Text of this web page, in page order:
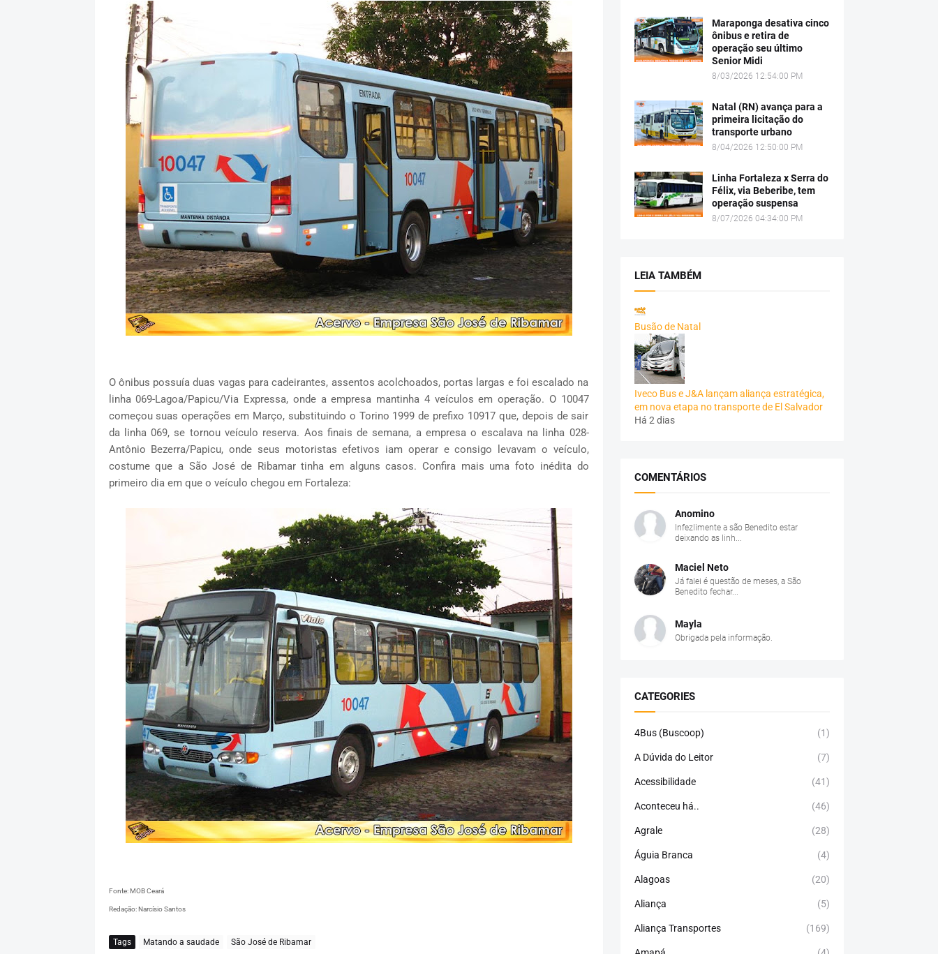
O ônibus possuía duas vagas para cadeirantes, assentos acolchoados, portas largas e foi escalado na
linha 069-Lagoa/Papicu/Via Expressa, onde a empresa mantinha 4 veículos em operação. O 10047
começou suas operações em Março, substituindo o Torino 1999 de prefixo 10917 que, depois de sair
da linha 069, se tornou veículo reserva. Aos finais de semana, a empresa o escalava na linha 028-
Antônio Bezerra/Papicu, onde seus motoristas efetivos iam operar e consigo levavam o veículo,
costume que a São José de Ribamar tinha em alguns casos. Confira mais uma foto inédita do
primeiro dia em que o veículo chegou em Fortaleza:
Fonte: MOB Ceará
Redação: Narcísio Santos
Tags Matando a saudade São José de Ribamar
Maraponga desativa cinco
ônibus e retira de
operação seu último
Senior Midi
8/03/2026 12:54:00 PM
Natal (RN) avança para a
primeira licitação do
transporte urbano
8/04/2026 12:50:00 PM
Linha Fortaleza x Serra do
Félix, via Beberibe, tem
operação suspensa
8/07/2026 04:34:00 PM
LEIA TAMBÉM
Busão de Natal
Iveco Bus e J&A lançam aliança estratégica,
em nova etapa no transporte de El Salvador
Há 2 dias
COMENTÁRIOS
Anomino
Infezlimente a são Benedito estar
deixando as linh...
Maciel Neto
Já falei é questão de meses, a São
Benedito fechar...
Mayla
Obrigada pela informação.
CATEGORIES
4Bus (Buscoop) (1)
A Dúvida do Leitor (7)
Acessibilidade (41)
Aconteceu há.. (46)
Agrale (28)
Águia Branca (4)
Alagoas (20)
Aliança (5)
Aliança Transportes (169)